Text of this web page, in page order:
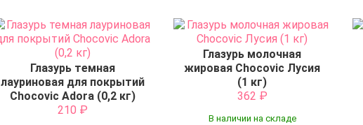
Глазурь темная
лауриновая для покрытий
Chocovic Adora (0,2 кг)
210 ₽
Глазурь молочная
жировая Chocovic Лусия
(1 кг)
362 ₽
В наличии на складе